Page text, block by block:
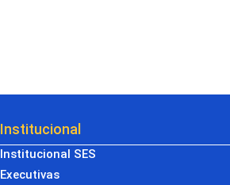
Institucional
Institucional SES
Executivas